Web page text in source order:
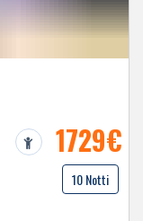
1729€
10 Notti